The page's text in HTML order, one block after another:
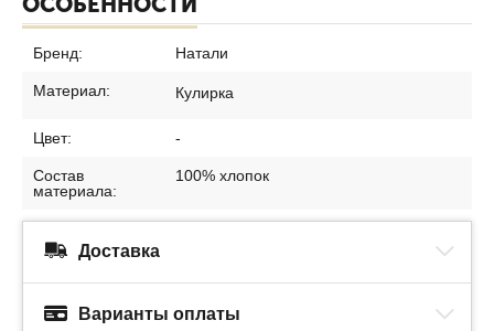
Бренд: Натали
Материал: Кулирка
Цвет: -
Состав
материала:
100% хлопок
Доставка
Варианты оплаты